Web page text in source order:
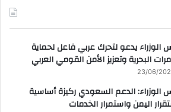
الوزراء يدعو لتحرك عربي فاعل لحماية
البحرية وتعزيز الأمن القومي العربي
23/06/
الوزراء: الدعم السعودي ركيزة أساسية
اليمن واستمرار الخدمات